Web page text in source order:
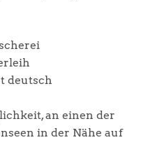
deutsch
an einen der
in der Nähe auf